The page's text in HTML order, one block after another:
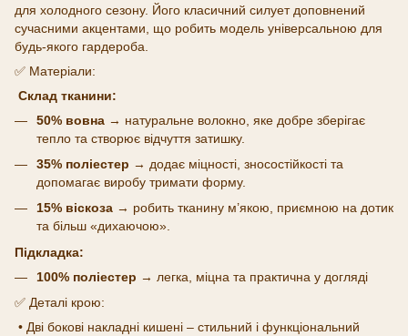
для холодного сезону. Його класичний силует доповнений
сучасними акцентами, що робить модель універсальною для
будь-якого гардероба.
✅ Матеріали:
Склад тканини:
50% вовна → натуральне волокно, яке добре зберігає
тепло та створює відчуття затишку.
35% поліестер → додає міцності, зносостійкості та
допомагає виробу тримати форму.
15% віскоза → робить тканину м’якою, приємною на дотик
та більш «дихаючою».
Підкладка:
100% поліестер → легка, міцна та практична у догляді
✅ Деталі крою:
• Дві бокові накладні кишені – стильний і функціональний